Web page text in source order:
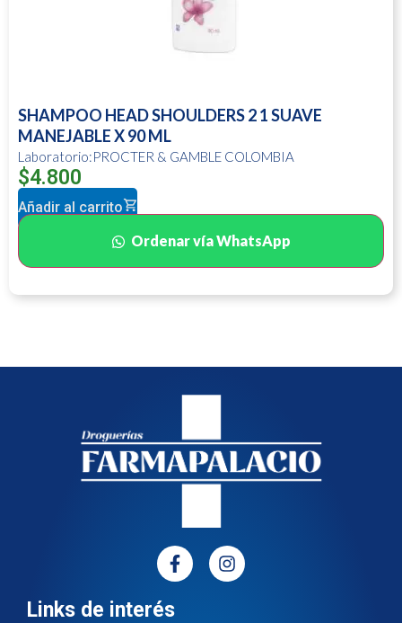
SHAMPOO HEAD SHOULDERS 2 1 SUAVE
MANEJABLE X 90 ML
Laboratorio:PROCTER & GAMBLE COLOMBIA
$4.800
Añadir al carrito
Ordenar vía WhatsApp
Links de interés